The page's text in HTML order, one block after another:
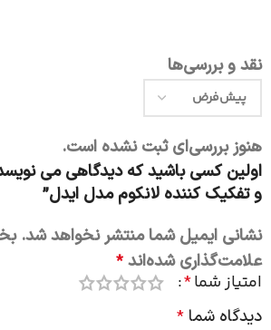
نقد و بررسی‌ها
هنوز بررسی‌ای ثبت نشده است.
اولین کسی باشید که دیدگاهی می
و تفکیک کننده لانکوم مدل ایدل”
نشانی ایمیل شما منتشر نخواهد شد.
علامت‌گذاری شده‌اند *
امتیاز شما*
دیدگاه شما *